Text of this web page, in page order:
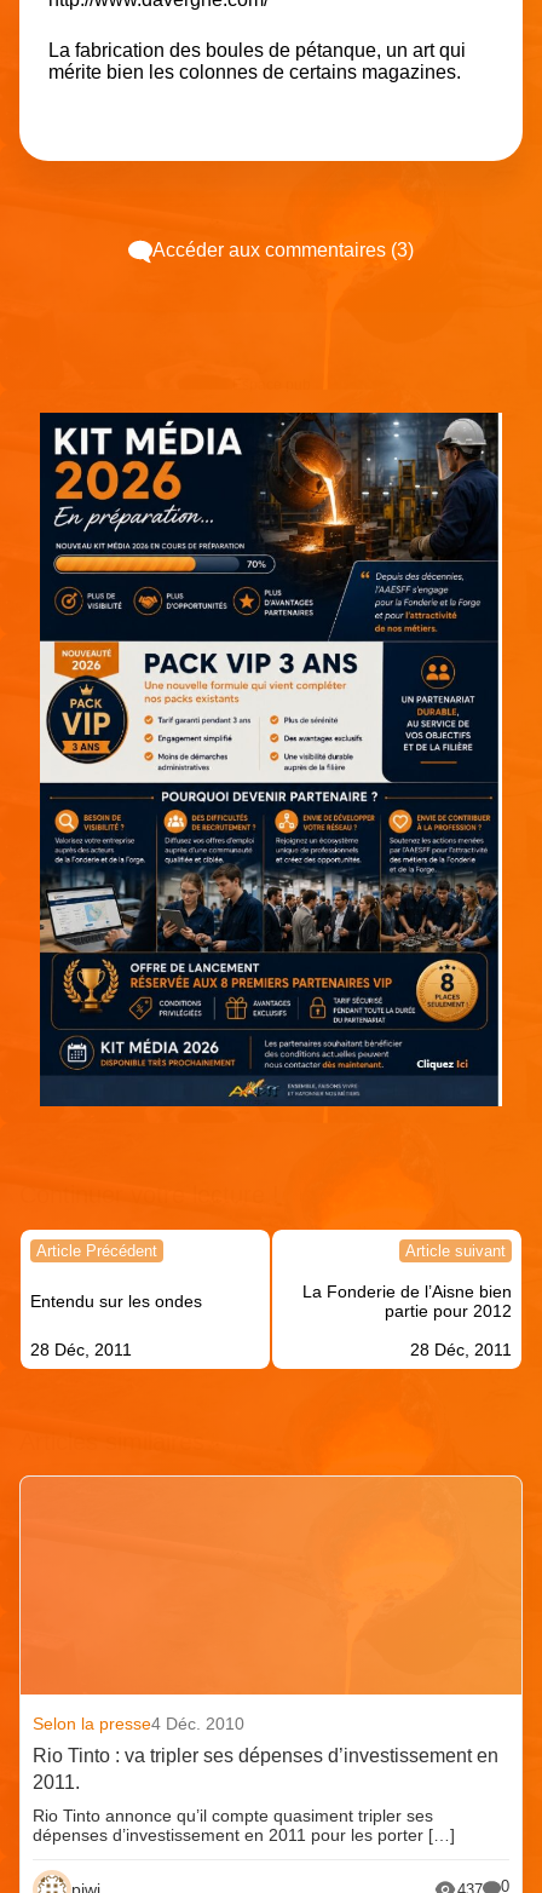
La fabrication des boules de pétanque, un art qui
mérite bien les colonnes de certains magazines.
Accéder aux commentaires (3)
Navigation
l’article
Article Précédent
Entendu sur les ondes
28 Déc, 2011
Article suivant
La Fonderie de l’Aisne bien
partie pour 2012
28 Déc, 2011
Selon la presse4 Déc. 2010
Rio Tinto : va tripler ses dépenses d’investissement en
2011.
Rio Tinto annonce qu’il compte quasiment tripler ses
dépenses d’investissement en 2011 pour les porter […]
0